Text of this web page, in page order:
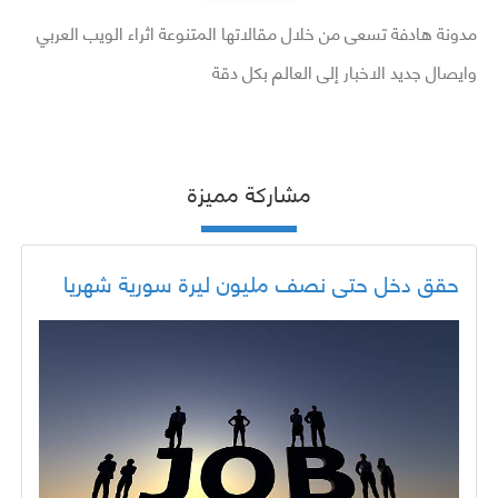
مدونة هادفة تسعى من خلال مقالاتها المتنوعة اثراء الويب العربي
وايصال جديد الاخبار إلى العالم بكل دقة
مشاركة مميزة
حقق دخل حتى نصف مليون ليرة سورية شهريا